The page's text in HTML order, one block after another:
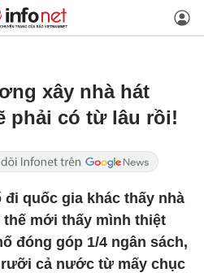
xây nhà hát
phải có từ lâu rồi!
quốc gia khác thấy nhà
mới thấy mình thiệt
đóng góp 1/4 ngân sách,
cả nước từ mấy chục